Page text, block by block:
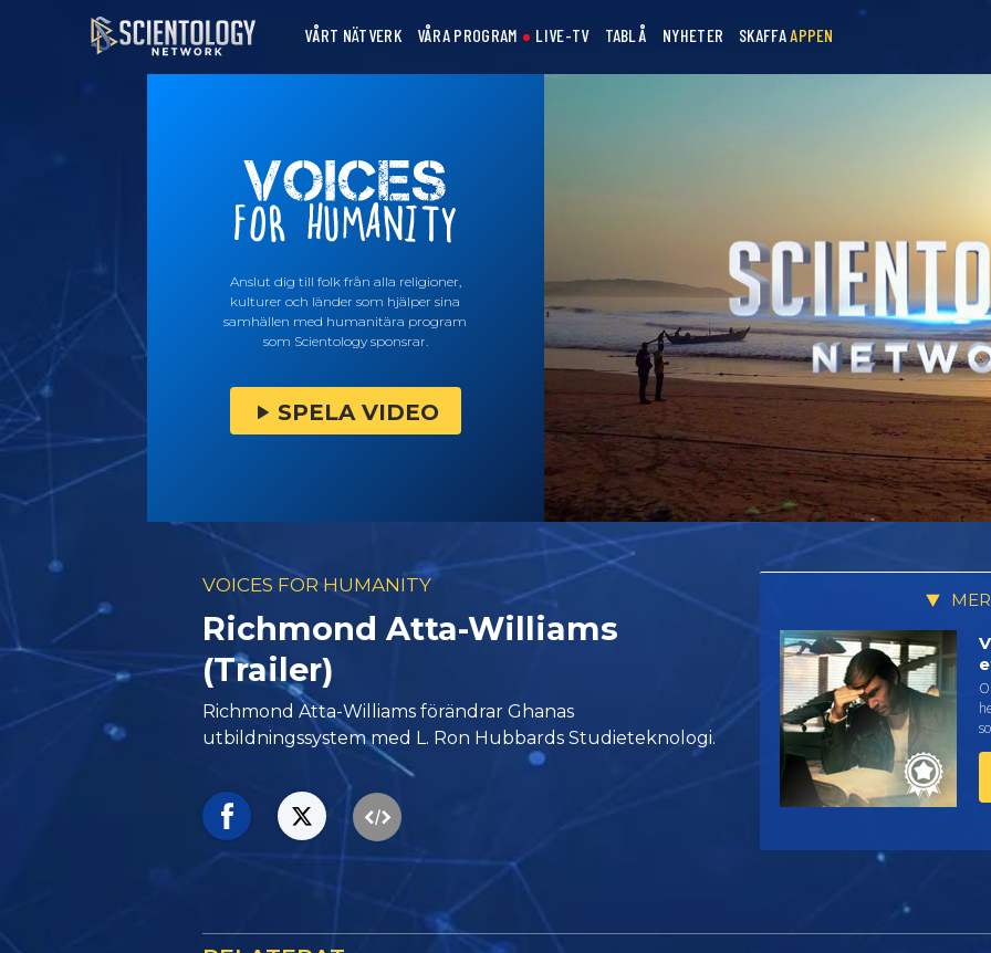
VÅRT NÄTVERK VÅRA PROGRAM LIVE-TV TABLÅ NYHETER SKAFFAAPPEN
Anslut dig till folk från alla religioner,
kulturer och länder som hjälper sina
samhällen med humanitära program
som Scientology sponsrar.
SPELA VIDEO
VOICES FOR HUMANITY
Richmond Atta-Williams
(Trailer)
Richmond Atta-Williams förändrar Ghanas
utbildningssystem med L. Ron Hubbards Studieteknologi.